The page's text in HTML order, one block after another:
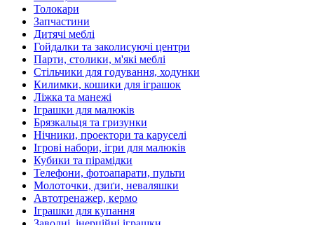
Толокари
Запчастини
Дитячі меблі
Гойдалки та заколисуючі центри
Парти, столики, м'які меблі
Стільчики для годування, ходунки
Килимки, кошики для іграшок
Ліжка та манежі
Іграшки для малюків
Брязкальця та гризунки
Нічники, проектори та каруселі
Ігрові набори, ігри для малюків
Кубики та пірамідки
Телефони, фотоапарати, пульти
Молоточки, дзиґи, неваляшки
Автотренажер, кермо
Іграшки для купання